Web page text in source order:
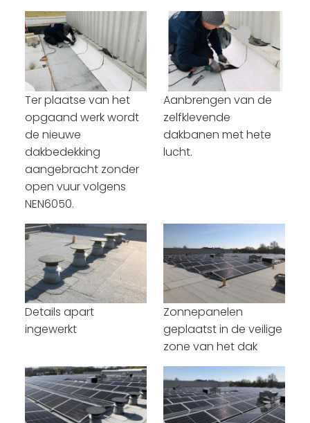
Ter plaatse van het
opgaand werk wordt
de nieuwe
dakbedekking
aangebracht zonder
open vuur volgens
NEN6050.
Aanbrengen van de
zelfklevende
dakbanen met hete
lucht.
Details apart
ingewerkt
Zonnepanelen
geplaatst in de veilige
zone van het dak